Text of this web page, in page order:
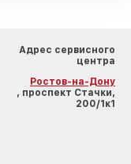
Адрес сервисного
центра
Ростов-на-Дону
, проспект Стачки,
200/1к1